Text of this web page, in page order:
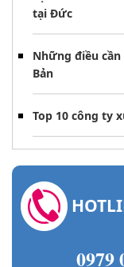
tại Đức
Những điều
Bản
Top 10 công ty
0979